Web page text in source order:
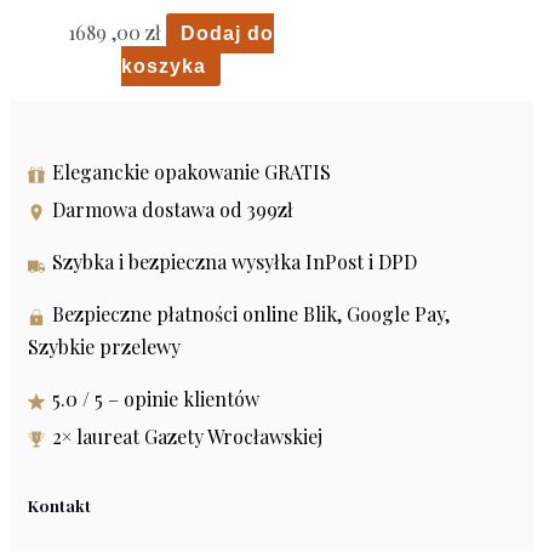
1689 ,00 zł
Dodaj do
koszyka
Eleganckie opakowanie GRATIS
Darmowa dostawa od 399zł
Szybka i bezpieczna wysyłka InPost i DPD
Bezpieczne płatności online Blik, Google Pay,
Szybkie przelewy
5.0 / 5 – opinie klientów
2× laureat Gazety Wrocławskiej
Kontakt